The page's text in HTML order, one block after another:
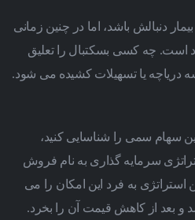
دنبالش باشد، اما در چنین زمانی
است. چه کسی بسکتبال را تعلیق
دریاچه یا تسهیلات کشیده می شود.
سهام سمی را شناسایی کنید،
سرمایه گذاری به نام فروش
استراتژی به فرد این امکان را می
و بعد از کاهش قیمت آن را بخرد.